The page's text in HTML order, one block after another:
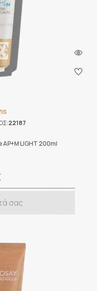
22187
AP+M LIGHT 200ml
σας